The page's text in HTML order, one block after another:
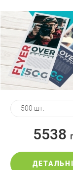
5538